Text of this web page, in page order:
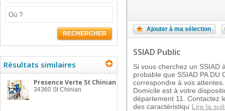
RECHERCHER
Résultats similaires
Presence Verte St Chinian
34360 St Chinian
Ajouter à ma sélection
SSIAD Public
Si vous cherchez un SSIAD
probable que SSIAD PA DU
correspondre à vos
Domicile est à votre
département 11. Contactez
des caractéristiqu Lire la